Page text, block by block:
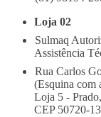
Loja 02
Sulmaq
Assistência
Rua Carlos
(Esquina com
Loja 5 -
CEP 50720-